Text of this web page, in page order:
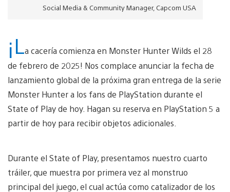
Social Media & Community Manager, Capcom USA
¡La cacería comienza en Monster Hunter Wilds el 28
de febrero de 2025! Nos complace anunciar la fecha de
lanzamiento global de la próxima gran entrega de la serie
Monster Hunter a los fans de PlayStation durante el
State of Play de hoy. Hagan su reserva en PlayStation 5 a
partir de hoy para recibir objetos adicionales.
Durante el State of Play, presentamos nuestro cuarto
tráiler, que muestra por primera vez al monstruo
principal del juego, el cual actúa como catalizador de los